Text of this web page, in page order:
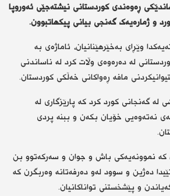
ڕەوەندی کوردستانی نیشتەجێی ئەوروپا
و ژمارەیەک گەنجی بیانی پيکهاتبوون.
وێڕای بەخێرهێنانیان، ئاماژەی بە
لە دەرەوەی وڵات کرد لە ناساندنی
مافە ڕەواکانی خەڵکی کوردستان.
گەنجانی کورد کرد کە پارێزگاری لە
نەتەوەیی خۆیان بکەن و ببنە پردی
کە نموونەیەکی باش و جوان و سەرکەتوو بن
دەژین و سوود لەو دەرفەتانە وەربگرن کە
و پێشخستنی تواناکانیان.